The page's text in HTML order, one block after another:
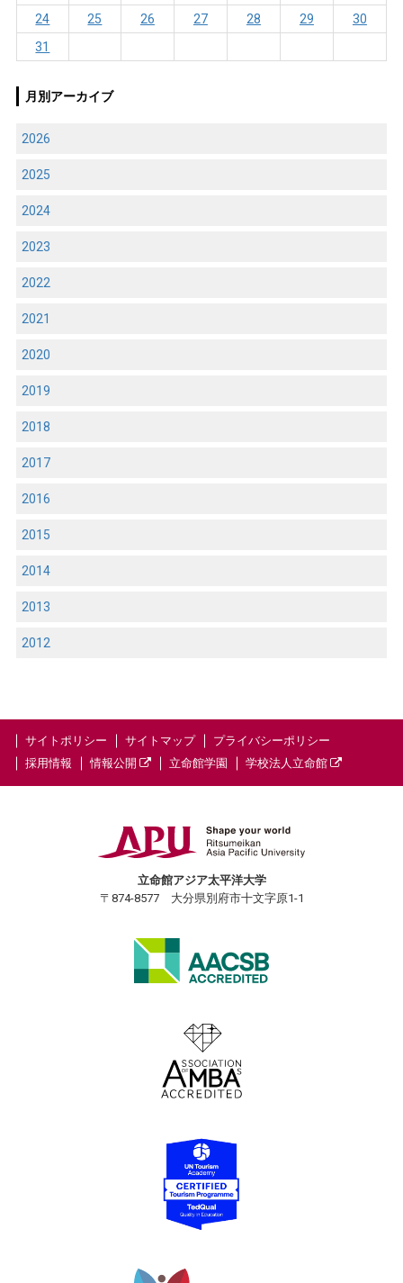
24
25 26 27 28 29
30
31
月別アーカイブ
2026
2025
2024
2023
2022
2021
2020
2019
2018
2017
2016
2015
2014
2013
2012
サイトポリシー サイトマップ
プライバシーポリシー
採用情報
情報公開 立命館学園 学校法人立命館
立命館アジア太平洋大学
〒874-8577 大分県別府市十文字原1-1